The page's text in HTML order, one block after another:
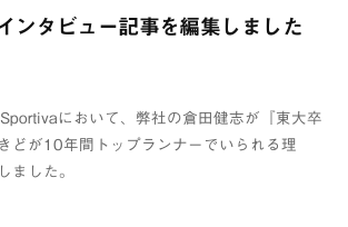
ンタビュー記事を編集しました
において、弊社の倉田健志が『東大卒
どが10年間トップランナーでいられる理
ました。